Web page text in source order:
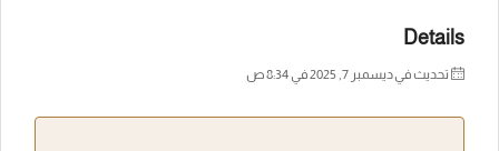
Details
تحديث في ديسمبر 7, 2025 في 8:34 ص